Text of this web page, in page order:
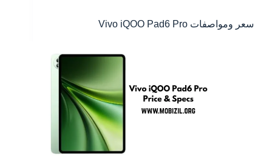
سعر ومواصفات Vivo iQOO Pad6 Pro